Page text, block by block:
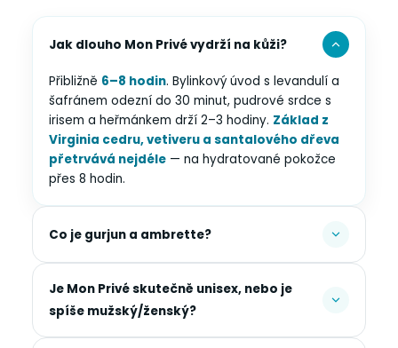
Jak dlouho Mon Privé vydrží na kůži?
Přibližně 6–8 hodin. Bylinkový úvod s levandulí a
šafránem odezní do 30 minut, pudrové srdce s
irisem a heřmánkem drží 2–3 hodiny. Základ z
Virginia cedru, vetiveru a santalového dřeva
přetrvává nejdéle — na hydratované pokožce
přes 8 hodin.
Co je gurjun a ambrette?
Je Mon Privé skutečně unisex, nebo je
spíše mužský/ženský?